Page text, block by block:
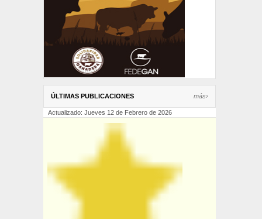
ÚLTIMAS PUBLICACIONES más›
Actualizado: Jueves 12 de Febrero de 2026